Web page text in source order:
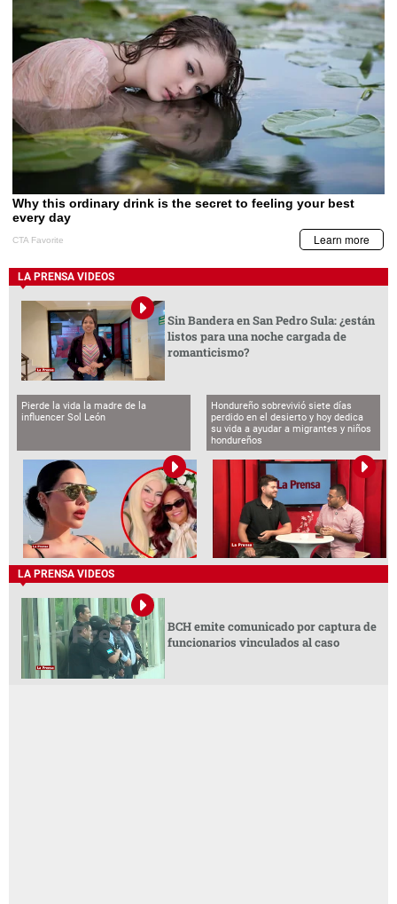
LA PRENSA VIDEOS
Sin Bandera en San Pedro Sula: ¿están
listos para una noche cargada de
romanticismo?
Pierde la vida la madre de la
influencer Sol León
Hondureño sobrevivió siete días
perdido en el desierto y hoy dedica
su vida a ayudar a migrantes y niños
hondureños
LA PRENSA VIDEOS
BCH emite comunicado por captura de
funcionarios vinculados al caso